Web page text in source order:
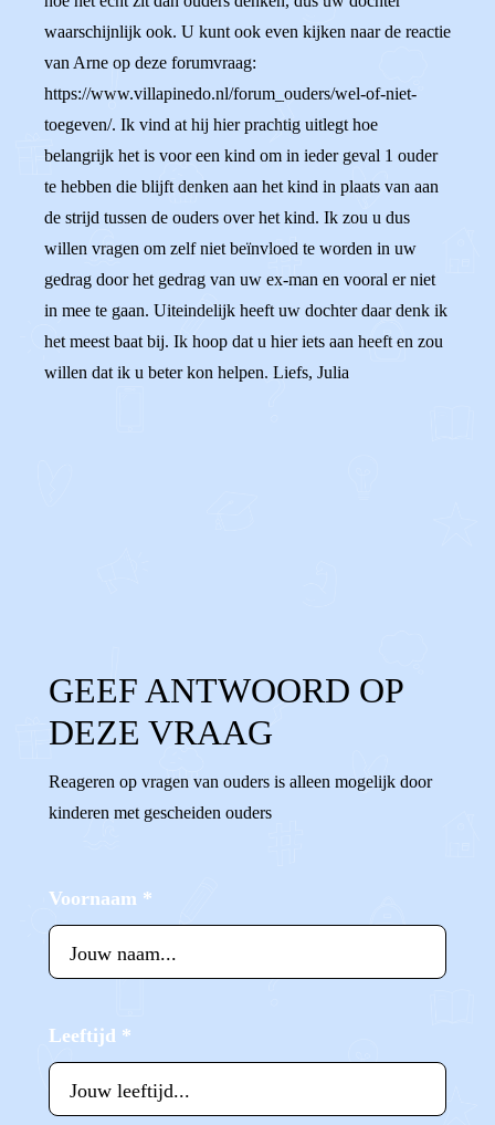
waarschijnlijk ook. U kunt ook even kijken naar de reactie
van Arne op deze forumvraag:
https://www.villapinedo.nl/forum_ouders/wel-of-niet-
toegeven/. Ik vind at hij hier prachtig uitlegt hoe
belangrijk het is voor een kind om in ieder geval 1 ouder
te hebben die blijft denken aan het kind in plaats van aan
de strijd tussen de ouders over het kind. Ik zou u dus
willen vragen om zelf niet beïnvloed te worden in uw
gedrag door het gedrag van uw ex-man en vooral er niet
in mee te gaan. Uiteindelijk heeft uw dochter daar denk ik
het meest baat bij. Ik hoop dat u hier iets aan heeft en zou
willen dat ik u beter kon helpen. Liefs, Julia
GEEF ANTWOORD OP
DEZE VRAAG
Reageren op vragen van ouders is alleen mogelijk door
kinderen met gescheiden ouders
Voornaam *
Leeftijd *